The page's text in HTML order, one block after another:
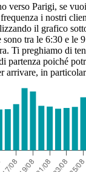
verso Parigi, se
i nostri
il grafico
tra le 6:30 e le
Ti preghiamo di
partenza poiché
arrivare, in